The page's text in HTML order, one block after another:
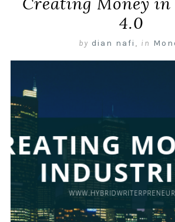
4.0
by dian nafi , in